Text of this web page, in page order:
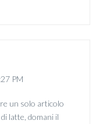
PM
un solo articolo
latte, domani il